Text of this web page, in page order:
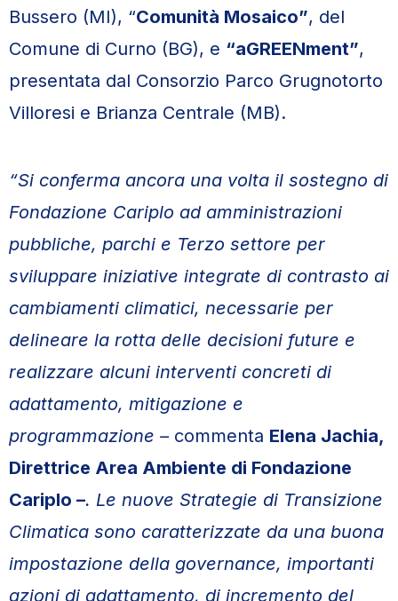
Bussero (MI), “Comunità Mosaico”, del
Comune di Curno (BG), e “aGREENment”,
presentata dal Consorzio Parco Grugnotorto
Villoresi e Brianza Centrale (MB).
“Si conferma ancora una volta il sostegno di
Fondazione Cariplo ad amministrazioni
pubbliche, parchi e Terzo settore per
sviluppare iniziative integrate di contrasto ai
cambiamenti climatici, necessarie per
delineare la rotta delle decisioni future e
realizzare alcuni interventi concreti di
adattamento, mitigazione e
programmazione – commenta Elena Jachia,
Direttrice Area Ambiente di Fondazione
Cariplo –. Le nuove Strategie di Transizione
Climatica sono caratterizzate da una buona
impostazione della governance, importanti
azioni di adattamento, di incremento del